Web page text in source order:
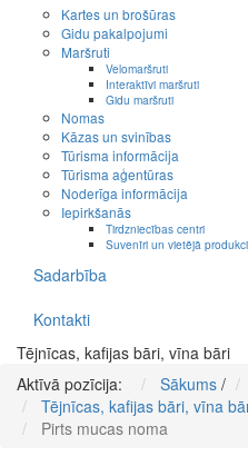
Kartes un brošūras
Gidu pakalpojumi
Maršruti
Velomaršruti
Interaktīvi maršruti
Gidu maršruti
Nomas
Kāzas un svinības
Tūrisma informācija
Tūrisma aģentūras
Noderīga informācija
Iepirkšanās
Tirdzniecības centri
Suvenīri un vietējā
Sadarbība
Kontakti
Tējnīcas, kafijas bāri, vīna bāri
Aktīvā pozīcija:
Sākums /
Tējnīcas, kafijas bāri, vīna
Pirts mucas noma